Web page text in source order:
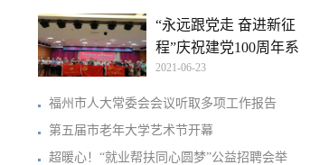
“永远跟党走 奋进新征
程”庆祝建党100周年系
2021-06-23
福州市人大常委会会议听取多项工作报告
第五届市老年大学艺术节开幕
超暖心！“就业帮扶同心圆梦”公益招聘会举